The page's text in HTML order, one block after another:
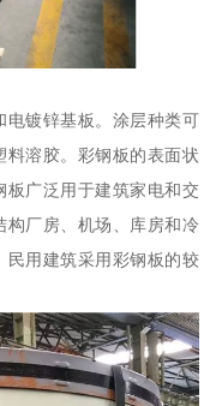
电镀锌基板。涂层种类可
料溶胶。彩钢板的表面状
板广泛用于建筑家电和交
构厂房、机场、库房和冷
民用建筑采用彩钢板的较